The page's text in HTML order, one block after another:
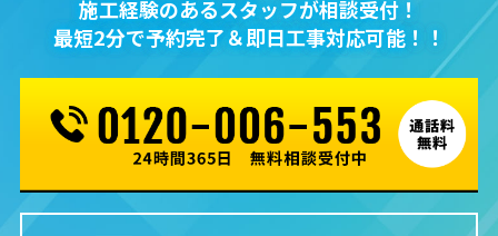
施⼯経験のあるスタッフが相談受付！
最短2分で予約完了＆即⽇⼯事対応可能！！